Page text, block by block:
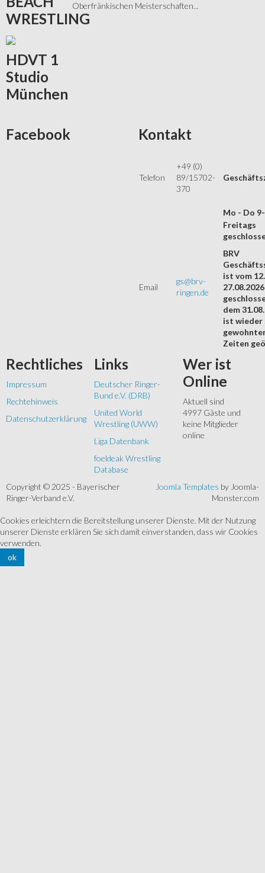
Oberfränkischen Meisterschaften...
WRESTLING
HDVT 1
Studio
München
Facebook Kontakt
Telefon
+49 (0)
89/15702-
370
Mo - Do
Email
gs@brv-
ringen.de
Freitags
BRV
ist vom
27.08.2026
dem
ist wieder
Zeiten
Rechtliches
Impressum
Rechtehinweis
Datenschutzerklärung
Links
Deutscher Ringer-
Bund e.V. (DRB)
United World
Wrestling (UWW)
Liga Datenbank
foeldeak Wrestling
Database
Wer ist
Online
Aktuell sind
4997 Gäste und
keine Mitglieder
online
Copyright © 2025 - Bayerischer
Ringer-Verband e.V.
Joomla Templates by Joomla-
Monster.com
Cookies erleichtern die Bereitstellung unserer Dienste. Mit der Nutzung
unserer Dienste erklären Sie sich damit einverstanden, dass wir Cookies
verwenden.
ok